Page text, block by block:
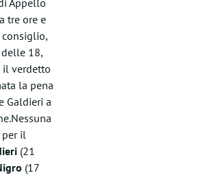
Appello
tre ore e
consiglio,
18,
verdetto
la pena
Galdieri a
il
(21
(17